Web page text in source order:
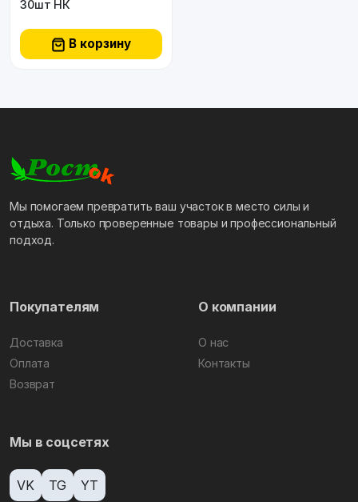
30шт НК
В корзину
Мы помогаем превратить ваш участок в место силы и
отдыха. Только проверенные товары и профессиональный
подход.
Покупателям
Доставка
Оплата
Возврат
О компании
О нас
Контакты
Мы в соцсетях
VK TG YT